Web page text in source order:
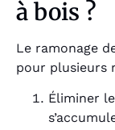
à bois ?
Le ramonage
pour plusieurs
Éliminer